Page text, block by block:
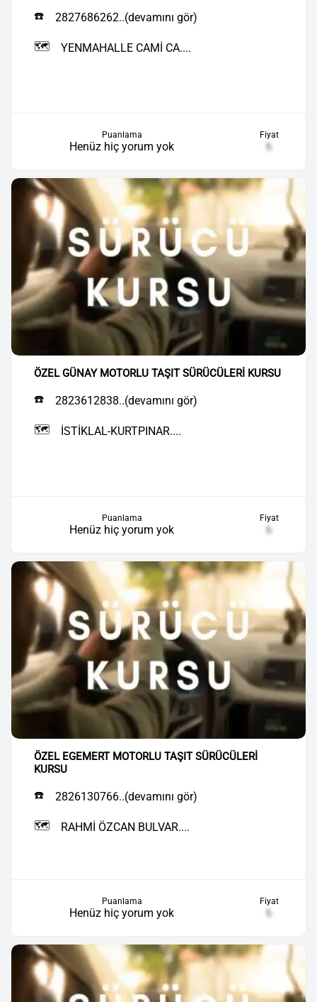
☎️ 2827686262..(devamını gör)
🗺️ YENMAHALLE CAMİ CA....
Puanlama
Henüz hiç yorum yok
Fiyat
₺
ÖZEL GÜNAY MOTORLU TAŞIT SÜRÜCÜLERİ KURSU
☎️ 2823612838..(devamını gör)
🗺️ İSTİKLAL-KURTPINAR....
Puanlama
Henüz hiç yorum yok
Fiyat
₺
ÖZEL EGEMERT MOTORLU TAŞIT SÜRÜCÜLERİ
KURSU
☎️ 2826130766..(devamını gör)
🗺️ RAHMİ ÖZCAN BULVAR....
Puanlama
Henüz hiç yorum yok
Fiyat
₺